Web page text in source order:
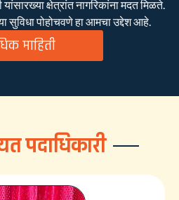
यांसारख्या क्षेत्रांत नागरिकांना मदत मिळते.
सुविधा पोहोचवणे हा आमचा उद्देश आहे.
माहिती
पदाधिकारी